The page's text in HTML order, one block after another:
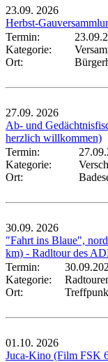
23.09. 2026
Herbst-
Termin:
Kategorie:
Ort:
27.09. 2026
Ab- und
herzlich willkommen)
Termin:
Kategorie:
Ort:
30.09. 2026
"Fahrt ins Blaue",
km) - Radltour des
Termin:
Kategorie:
Ort:
01.10. 2026
Juca-Kino (Film FSK